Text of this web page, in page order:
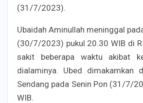
(31/7/2023).
Ubaidah Aminullah meninggal
(30/7/2023) pukul 20.30 WIB di
sakit beberapa waktu akibat
dialaminya. Ubed dimakamkan
Sendang pada Senin Pon (31/7/
WIB.